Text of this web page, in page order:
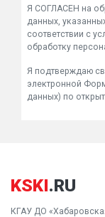
Я СОГЛАСЕН на
данных,
соответствии с
обработку
Я подтверждаю
электронной
данных) по
KSKI.RU
КГАУ ДО